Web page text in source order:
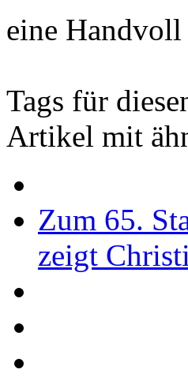
eine
Tags für
Artikel mit
Zum 65.
zeigt